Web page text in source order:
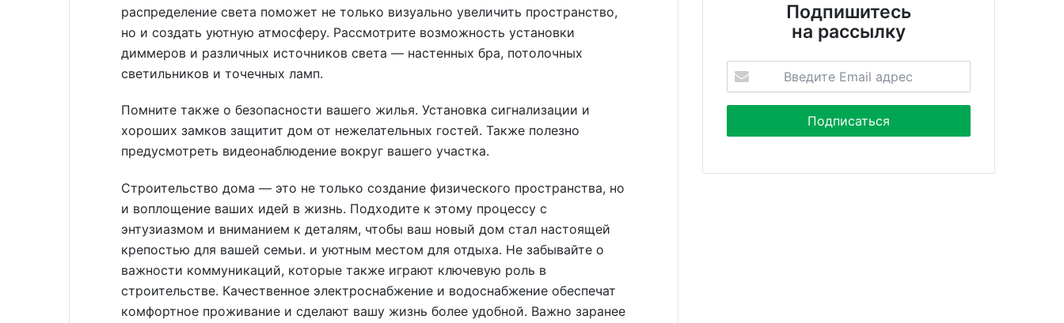
распределение света поможет не только визуально увеличить пространство,
но и создать уютную атмосферу. Рассмотрите возможность установки
диммеров и различных источников света — настенных бра, потолочных
светильников и точечных ламп.
Помните также о безопасности вашего жилья. Установка сигнализации и
хороших замков защитит дом от нежелательных гостей. Также полезно
предусмотреть видеонаблюдение вокруг вашего участка.
Строительство дома — это не только создание физического пространства, но
и воплощение ваших идей в жизнь. Подходите к этому процессу с
энтузиазмом и вниманием к деталям, чтобы ваш новый дом стал настоящей
крепостью для вашей семьи. и уютным местом для отдыха. Не забывайте о
важности коммуникаций, которые также играют ключевую роль в
строительстве. Качественное электроснабжение и водоснабжение обеспечат
комфортное проживание и сделают вашу жизнь более удобной. Важно заранее
Подпишитесь
на рассылку